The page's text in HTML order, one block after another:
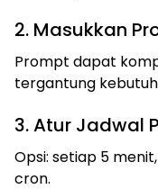
2. Masukkan
Prompt dapat
tergantung
3. Atur Jadwal
Opsi: setiap 5
cron.